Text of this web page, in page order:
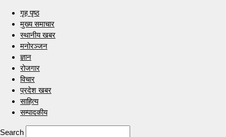
गृह पृष्ठ
मुख्य समाचार
स्थानीय खबर
मनोरञ्जन
ज्ञान
रोजगार
विचार
प्रदेश खबर
साहित्य
सम्पादकीय
Search